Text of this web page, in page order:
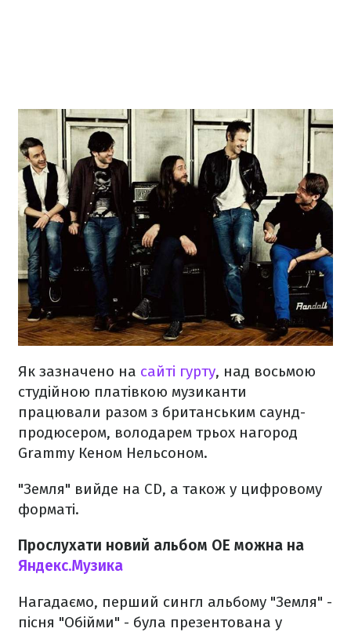
Як зазначено на сайті гурту, над восьмою
студійною платівкою музиканти
працювали разом з британським саунд-
продюсером, володарем трьох нагород
Grammy Кеном Нельсоном.
"Земля" вийде на CD, а також у цифровому
форматі.
Прослухати новий альбом ОЕ можна на
Яндекс.Музика
Нагадаємо, перший сингл альбому "Земля" -
пісня "Обійми" - була презентована у